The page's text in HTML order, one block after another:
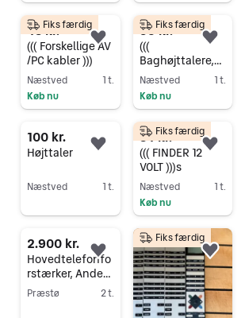
Gå til annoncen
48 kr.
((( Forskellige AV
/PC kabler )))
Næstved
1 t.
Køb nu
Fiks færdig
Føj til favoritter.
53 kr.
(((
Baghøjttalere,
Paradigm, SB-80
satellitter )))
Næstved
1 t.
Køb nu
Fiks færdig
Gå til annoncen
100 kr.
Højttaler
Næstved 1 t.
Føj til favoritter.
Gå til annoncen
84 kr.
((( FINDER 12
VOLT )))s
Næstved
1 t.
Køb nu
Fiks færdig
Gå til annoncen
2.900 kr.
Hovedtelefonfo
rstærker, Andet,
Objective2+ODA
Præstø 2 t.
Føj til favoritter.
Fiks færdig